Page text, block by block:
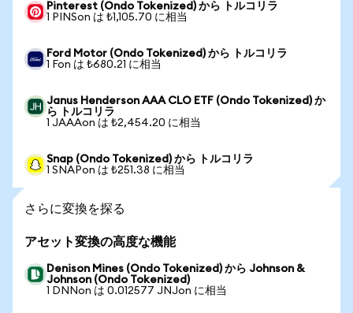
Pinterest (Ondo Tokenized) から トルコリラ
1 PINSon は ₺1,105.70 に相当
Ford Motor (Ondo Tokenized) から トルコリラ
1 Fon は ₺680.21 に相当
Janus Henderson AAA CLO ETF (Ondo Tokenized) か
ら トルコリラ
1 JAAAon は ₺2,454.20 に相当
Snap (Ondo Tokenized) から トルコリラ
1 SNAPon は ₺251.38 に相当
さらに変換を探る
アセット変換の高度な機能
Denison Mines (Ondo Tokenized) から Johnson &
Johnson (Ondo Tokenized)
1 DNNon は 0.012577 JNJon に相当